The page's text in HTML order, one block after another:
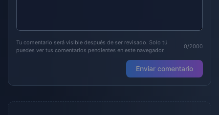
Tu comentario será visible después de ser revisado. Solo tú
puedes ver tus comentarios pendientes en este navegador.
0/2000
Enviar comentario